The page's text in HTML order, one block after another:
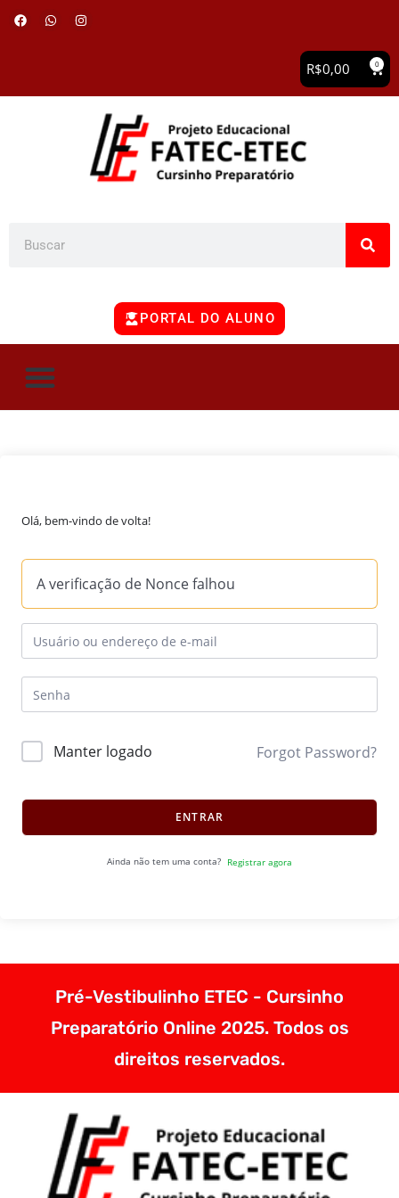
R$0,00 0
PORTAL DO ALUNO
Olá, bem-vindo de volta!
A verificação de Nonce falhou
Manter logado Forgot Password?
ENTRAR
Ainda não tem uma conta? Registrar agora
Pré-Vestibulinho ETEC - Cursinho
Preparatório Online 2025. Todos os
direitos reservados.